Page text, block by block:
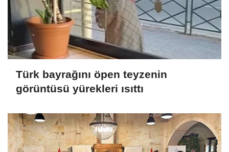
Türk bayrağını öpen teyzenin
görüntüsü yürekleri ısıttı